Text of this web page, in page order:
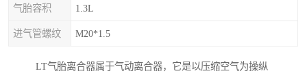
气胎容积 1.3L
进气管螺纹 M20*1.5
LT气胎离合器属于气动离合器，它是以压缩空气为操纵